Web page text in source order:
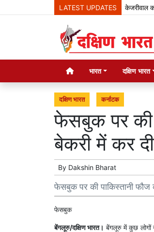
LATEST UPDATESकेजरीवाल का
भारत दक्षिण भारत
दक्षिण भारत कर्नाटक
फेसबुक पर की
बेकरी में कर
By Dakshin Bharat
फेसबुक पर की पाकिस्तानी फौज
फेसबुक
बेंगलूरु/दक्षिण भारत। बेंगलूरु में कुछ लोगों